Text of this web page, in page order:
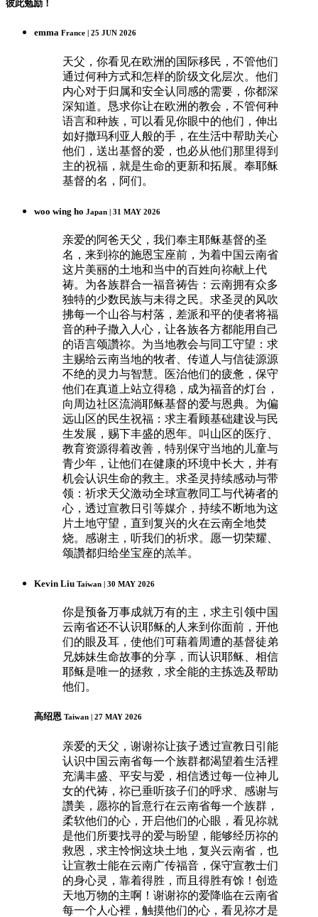
彼此勉励！
emma France | 25 JUN 2026
天父，你看见在欧洲的国际移民，不管他们
通过何种方式和怎样的阶级文化层次。他们
内心对于归属和安全认同感的需要，你都深
深知道。恳求你让在欧洲的教会，不管何种
语言和种族，可以看见你眼中的他们，伸出
如好撒玛利亚人般的手，在生活中帮助关心
他们，送出基督的爱，也必从他们那里得到
主的祝福，就是生命的更新和拓展。奉耶稣
基督的名，阿们。
woo wing ho Japan | 31 MAY 2026
亲爱的阿爸天父，我们奉主耶稣基督的圣
名，来到祢的施恩宝座前，为着中国云南省
这片美丽的土地和当中的百姓向祢献上代
祷。为各族群合一福音祷告：云南拥有众多
独特的少数民族与未得之民。求圣灵的风吹
拂每一个山谷与村落，差派和平的使者将福
音的种子撒入人心，让各族各方都能用自己
的语言颂讚祢。为当地教会与同工守望：求
主赐给云南当地的牧者、传道人与信徒源源
不绝的灵力与智慧。医治他们的疲惫，保守
他们在真道上站立得稳，成为福音的灯台，
向周边社区流淌耶稣基督的爱与恩典。为偏
远山区的民生祝福：求主看顾基础建设与民
生发展，赐下丰盛的恩年。叫山区的医疗、
教育资源得着改善，特别保守当地的儿童与
青少年，让他们在健康的环境中长大，并有
机会认识生命的救主。求圣灵持续感动与带
领：祈求天父激动全球宣教同工与代祷者的
心，透过宣教日引等媒介，持续不断地为这
片土地守望，直到复兴的火在云南全地焚
烧。感谢主，听我们的祈求。愿一切荣耀、
颂讚都归给坐宝座的羔羊。
Kevin Liu Taiwan | 30 MAY 2026
你是预备万事成就万有的主，求主引领中国
云南省还不认识耶稣的人来到你面前，开他
们的眼及耳，使他们可藉着周遭的基督徒弟
兄姊妹生命故事的分享，而认识耶稣、相信
耶稣是唯一的拯救，求全能的主拣选及帮助
他们。
高绍恩 Taiwan | 27 MAY 2026
亲爱的天父，谢谢祢让孩子透过宣教日引能
认识中国云南省每一个族群都渴望着生活裡
充满丰盛、平安与爱，相信透过每一位神儿
女的代祷，祢已垂听孩子们的呼求、感谢与
讚美，愿祢的旨意行在云南省每一个族群，
柔软他们的心，开启他们的心眼，看见祢就
是他们所要找寻的爱与盼望，能够经历祢的
救恩，求主怜悯这块土地，复兴云南省，也
让宣教士能在云南广传福音，保守宣教士们
的身心灵，靠着得胜，而且得胜有馀！创造
天地万物的主啊！谢谢祢的爱降临在云南省
每一个人心裡，触摸他们的心，看见祢才是